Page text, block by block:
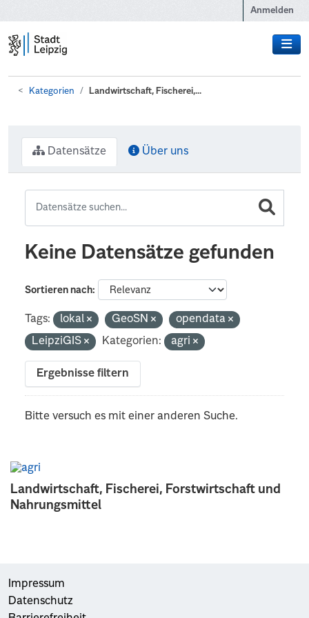
Anmelden
Kategorien Landwirtschaft, Fischerei,...
Landwirtschaft, Fischerei, Forstwirtschaft und
Nahrungsmittel
Datensätze Über uns
Keine Datensätze gefunden
Sortieren nach
Tags: lokal GeoSN
opendata
LeipziGIS
Kategorien: agri
Ergebnisse filtern
Bitte versuch es mit einer anderen Suche.
Impressum
Datenschutz